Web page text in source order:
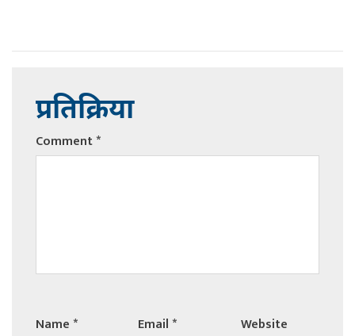
प्रतिक्रिया
Comment*
Name* Email* Website